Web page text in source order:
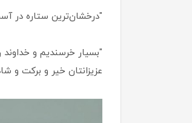
"درخشان‌ترین ستاره در
"بسیار خرسندیم و خداوند
عزیزانتان خیر و برکت و